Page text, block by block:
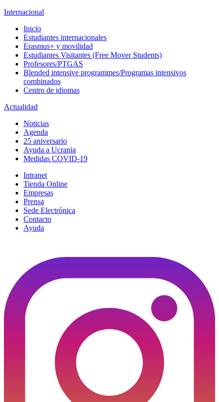
Internacional
Inicio
Estudiantes internacionales
Erasmus+ y movilidad
Estudiantes Visitantes (Free Mover Students)
Profesores/PTGAS
Blended intensive programmes/Programas intensivos
combinados
Centro de idiomas
Actualidad
Noticias
Agenda
25 aniversario
Ayuda a Ucrania
Medidas COVID-19
Intranet
Tienda Online
Empresas
Prensa
Sede Electrónica
Contacto
Ayuda